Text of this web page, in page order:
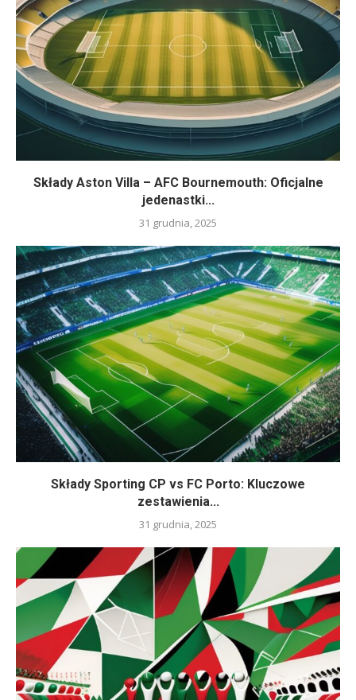
Składy Aston Villa – AFC Bournemouth: Oficjalne
jedenastki...
31 grudnia, 2025
Składy Sporting CP vs FC Porto: Kluczowe
zestawienia...
31 grudnia, 2025